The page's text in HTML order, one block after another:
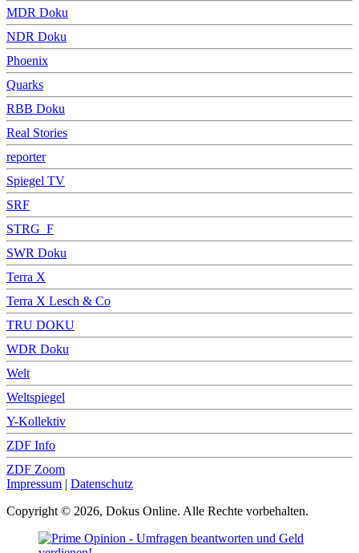
MDR Doku
NDR Doku
Phoenix
Quarks
RBB Doku
Real Stories
reporter
Spiegel TV
SRF
STRG_F
SWR Doku
Terra X
Terra X Lesch & Co
TRU DOKU
WDR Doku
Welt
Weltspiegel
Y-Kollektiv
ZDF Info
ZDF Zoom
Impressum | Datenschutz
Copyright © 2026, Dokus Online. Alle Rechte vorbehalten.